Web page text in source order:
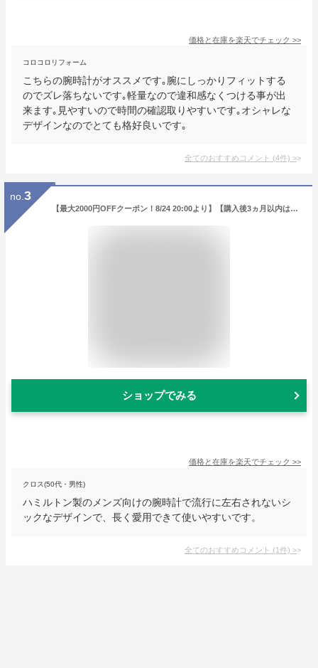
価格と在庫を楽天でチェック >>
コロコロリフォーム
こちらの腕時計がオススメです｡腕にしっかりフィットする
のでズレ落ちないです｡軽量なので違和感なくつける事が出
来ます｡見やすいので時間の確認取りやすいです｡オシャレな
デザインなのでとても格好良いです｡
全てのおすすめコメント (4件) >
no. 3
【最大2000円OFFクーポン！8/24 20:00より】【購入後3ヵ月以内は最大80％で下取！】ハミルトン HAMILTON ジャズマスターシンライン H38411183 メンズ
ショップでみる
価格と在庫を楽天でチェック >>
クロス(50代・男性)
ハミルトン製のメンズ向けの腕時計で流行に左右されないシ
ックなデザインで、長く愛用できて使いやすいです。
全てのおすすめコメント (1件) >